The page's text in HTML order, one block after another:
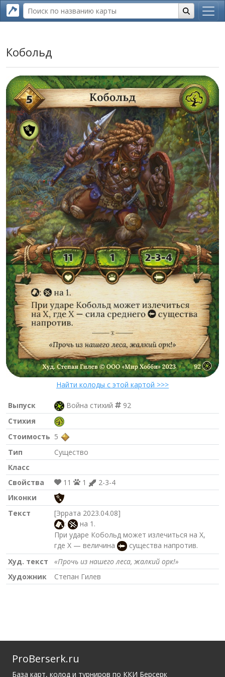
Кобольд
Найти колоды с этой картой >>>
Выпуск Война стихий
92
Стихия
Стоимость 5
Тип
Существо
Класс
Свойства
11 1
2-3-4
Иконки
Текст
[Эррата 2023.04.08]
:
на 1.
При ударе Кобольд может излечиться на X,
где X — величина
существа напротив.
Худ. текст
«Прочь из нашего леса, жалкий орк!»
Художник
Степан Гилев
ProBerserk.ru
База карт, колод и турниров по ККИ Берсерк